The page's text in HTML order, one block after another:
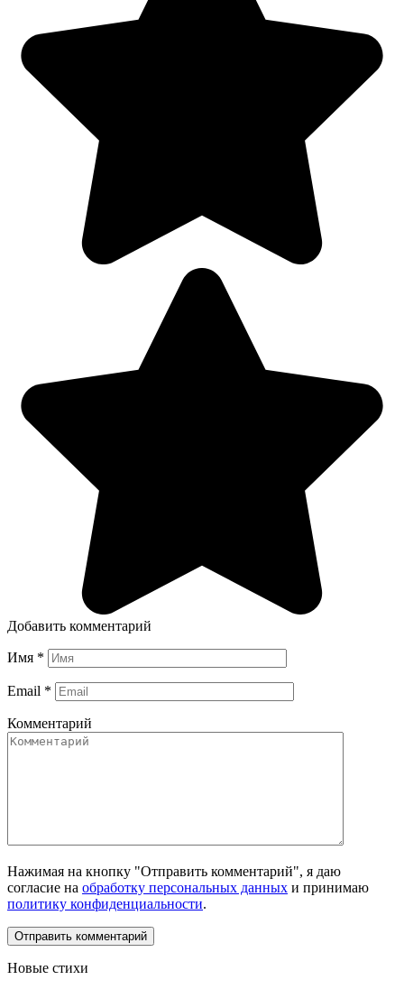
Добавить комментарий
Имя *
Email *
Комментарий
Нажимая на кнопку "Отправить комментарий", я даю
согласие на обработку персональных данных и принимаю
политику конфиденциальности.
Новые стихи